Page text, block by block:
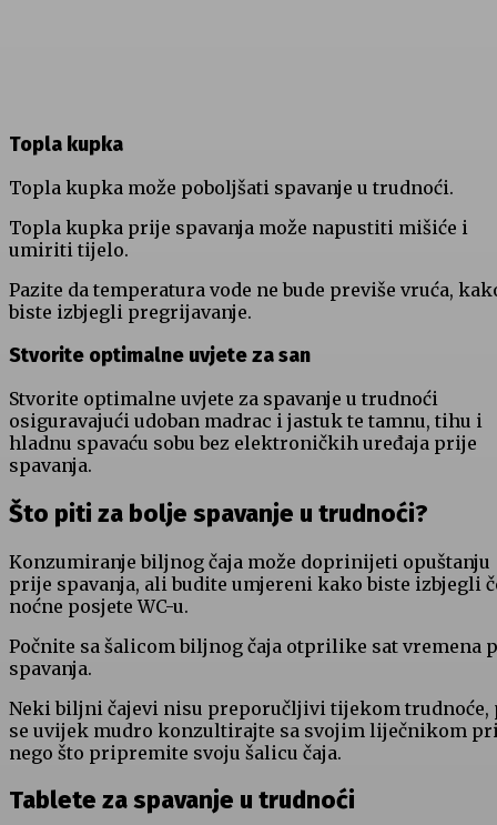
Topla kupka
Topla kupka može poboljšati spavanje u trudnoći.
Topla kupka prije spavanja može napustiti mišiće i
umiriti tijelo.
Pazite da temperatura vode ne bude previše vruća,
biste izbjegli pregrijavanje.
Stvorite optimalne uvjete za san
Stvorite optimalne uvjete za spavanje u trudnoći
osiguravajući udoban madrac i jastuk te tamnu, tihu i
hladnu spavaću sobu bez elektroničkih uređaja prije
spavanja.
Što piti za bolje spavanje u trudnoći?
Konzumiranje biljnog čaja može doprinijeti opuštanju
prije spavanja, ali budite umjereni kako biste izbjegli
noćne posjete WC-u.
Počnite sa šalicom biljnog čaja otprilike sat vremena
spavanja.
Neki biljni čajevi nisu preporučljivi tijekom trudnoće,
se uvijek mudro konzultirajte sa svojim liječnikom
nego što pripremite svoju šalicu čaja.
Tablete za spavanje u trudnoći